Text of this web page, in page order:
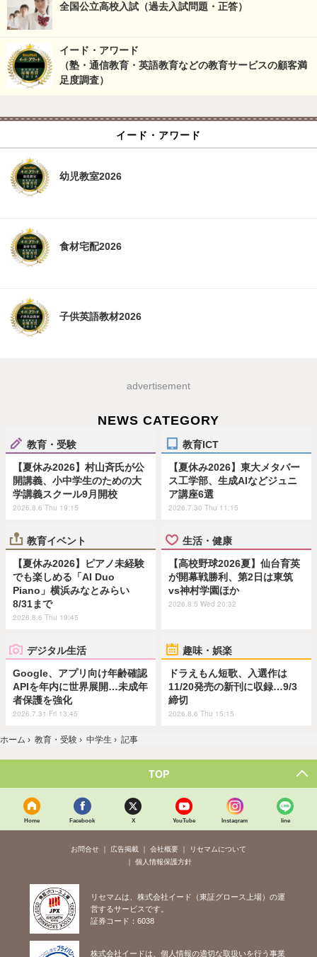
全国公立高校入試（過去入試問題・正答）
イード・アワード
（塾・通信教育・英語教育などの教育サービスの顧客満
足度調査）
イード・アワード
幼児教室2026
食材宅配2026
子供英語教材2026
advertisement
NEWS CATEGORY
教育・受験
【夏休み2026】村山斉氏が公
開講義、小中学生のための大
学講義スクール9月開校
2026.8.6 Thu 19:15
教育ICT
【夏休み2026】東大メタバー
ス工学部、生成AIなどジュニ
ア講座6選
2026.7.30 Thu 11:15
教育イベント
【夏休み2026】ピアノ未経験
でも楽しめる「AI Duo
Piano」横浜みなとみらい
8/31まで
2026.8.6 Thu 19:45
生活・健康
【高校野球2026夏】仙台育英
が開幕戦勝利、第2日は東筑
vs神村学園ほか
2026.8.5 Wed 20:32
デジタル生活
Google、アプリ向け年齢確認
APIを年内に世界展開…未成年
者保護を強化
2026.7.31 Fri 13:45
趣味・娯楽
ドラえもん短歌、入選作は
11/20発売の新刊に収録…9/3
締切
2026.8.6 Thu 15:15
ホーム › 教育・受験 › 中学生 › 記事
TOP
Home Facebook X YouTube Instagram line
お問合せ 広告掲載 会社概要
リセマムについて
個人情報保護方針
リセマムは、株式会社イード（東証グロース上場）の運
営するサービスです。
証券コード：6038
株式会社イードは、個人情報の適切な取扱いを行う事業